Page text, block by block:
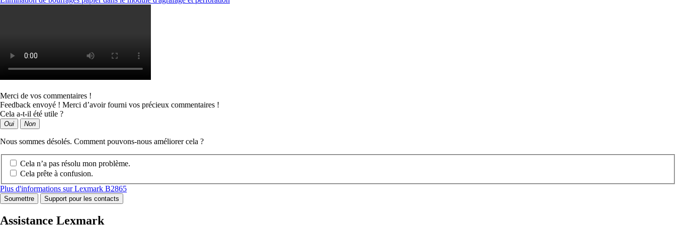
Merci de vos commentaires !
Feedback envoyé ! Merci d’avoir fourni vos précieux commentaires !
Cela a-t-il été utile ?
Oui Non
Nous sommes désolés. Comment pouvons-nous améliorer cela ?
Cela n’a pas résolu mon problème.
Cela prête à confusion.
Plus d'informations sur Lexmark B2865
Soumettre Support pour les contacts
Assistance Lexmark